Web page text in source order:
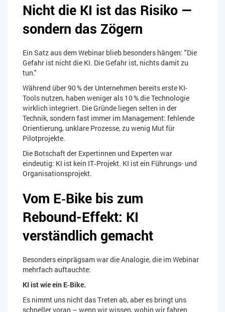
Nicht die KI ist das Risiko —
sondern das Zögern
Ein Satz aus dem Webinar blieb besonders hängen: "Die
Gefahr ist nicht die KI. Die Gefahr ist, nichts damit zu
tun."
Während über 90 % der Unternehmen bereits erste KI-
Tools nutzen, haben weniger als 10 % die Technologie
wirklich integriert. Die Gründe liegen selten in der
Technik, sondern fast immer im Management: fehlende
Orientierung, unklare Prozesse, zu wenig Mut für
Pilotprojekte.
Die Botschaft der Expertinnen und Experten war
eindeutig: KI ist kein IT‑Projekt. KI ist ein Führungs- und
Organisationsprojekt.
Vom E‑Bike bis zum
Rebound-Effekt: KI
verständlich gemacht
Besonders einprägsam war die Analogie, die im Webinar
mehrfach auftauchte:
KI ist wie ein E‑Bike.
Es nimmt uns nicht das Treten ab, aber es bringt uns
schneller voran – wenn wir wissen, wohin wir fahren